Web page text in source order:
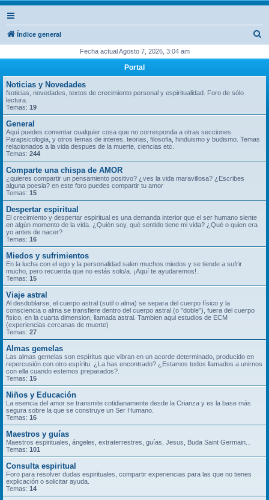
Índice general
c
Fecha actual Agosto 7, 2026, 3:04 am
Portal
Noticias y Novedades
Noticias, novedades, textos de crecimiento personal y espiritualidad. Foro de sólo
lectura.
Temas: 19
General
Aquí puedes comentar cualquier cosa que no corresponda a otras secciones.
Parapsicologia, y otros temas de interes, teorias, filosofia, hinduismo y budismo. Temas
relacionados a la vida despues de la muerte, ciencias etc.
Temas: 244
Comparte una chispa de AMOR
¿quieres compartir un pensamiento positivo? ¿ves la vida maravillosa? ¿Escribes
alguna poesia? en este foro puedes compartir tu amor
Temas: 15
Despertar espiritual
El crecimiento y despertar espiritual es una demanda interior que el ser humano siente
en algún momento de la vida. ¿Quién soy, qué sentido tiene mi vida? ¿Qué o quien era
yo antes de nacer?
Temas: 16
Miedos y sufrimientos
En la lucha con el ego y la personalidad salen muchos miedos y se tiende a sufrir
mucho, pero recuerda que no estás solo/a. ¡Aquí te ayudaremos!.
Temas: 15
Viaje astral
Al desdoblarse, el cuerpo astral (sutil o alma) se separa del cuerpo físico y la
consciencia o alma se transfiere dentro del cuerpo astral (o "doble"), fuera del cuerpo
fisico, en la cuarta dimension, llamada astral. Tambien aqui estudios de ECM
(experiencias cercanas de muerte)
Temas: 27
Almas gemelas
Las almas gemelas son espíritus que vibran en un acorde determinado, producido en
repercusión con otro espíritu. ¿La has encontrado? ¿Estamos todos llamados a unirnos
con ella cuando estemos preparados?.
Temas: 15
Niños y Educación
La esencia del amor se transmite cotidianamente desde la Crianza y es la base más
segura sobre la que se construye un Ser Humano.
Temas: 16
Maestros y guías
Maestros espirituales, ángeles, extraterrestres, guías, Jesus, Buda Saint Germain...
Temas: 101
Consulta espiritual
Foro para resolver dudas espirituales, compartir experiencias para las que no tienes
explicación o solicitar ayuda.
Temas: 14